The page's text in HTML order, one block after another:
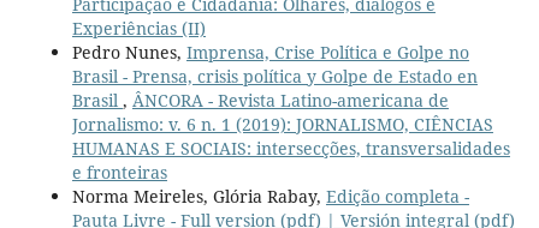
Experiências (II)
Pedro Nunes, Imprensa, Crise Política e Golpe no
Brasil - Prensa, crisis política y Golpe de Estado en
Brasil , ÂNCORA - Revista Latino-americana de
Jornalismo: v. 6 n. 1 (2019): JORNALISMO, CIÊNCIAS
HUMANAS E SOCIAIS: intersecções, transversalidades
e fronteiras
Norma Meireles, Glória Rabay, Edição completa -
Pauta Livre - Full version (pdf) | Versión integral (pdf)